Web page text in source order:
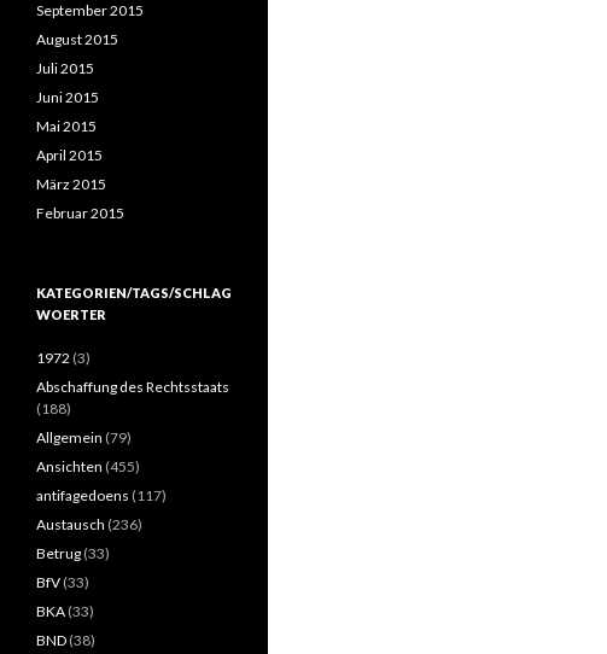
September 2015
August 2015
Juli 2015
Juni 2015
Mai 2015
April 2015
März 2015
Februar 2015
KATEGORIEN/TAGS/SCHLAG
WOERTER
1972 (3)
Abschaffung des Rechtsstaats
(188)
Allgemein (79)
Ansichten (455)
antifagedoens (117)
Austausch (236)
Betrug (33)
BfV (33)
BKA (33)
BND (38)